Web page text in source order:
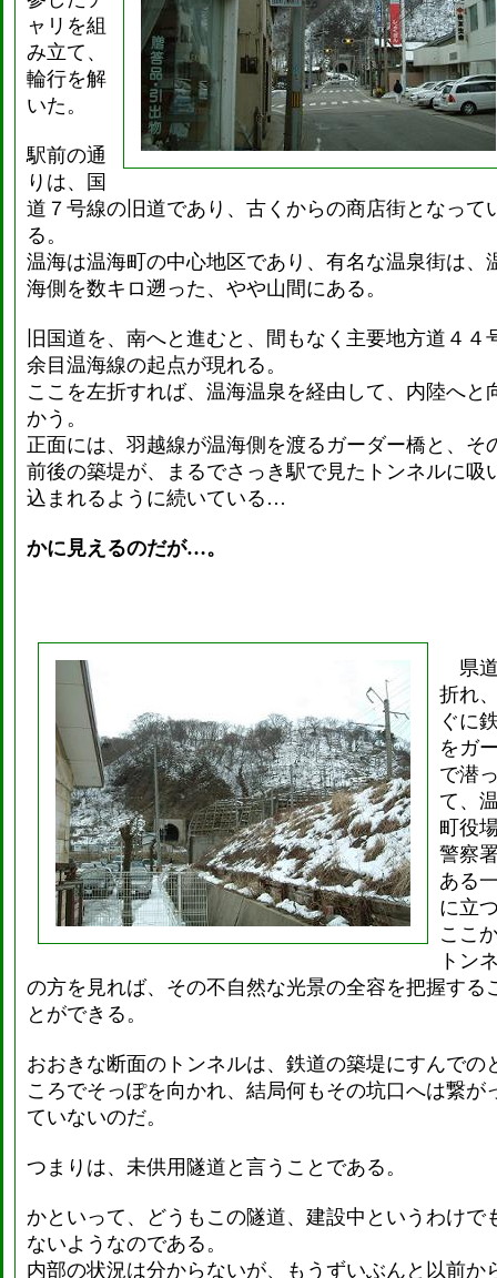
ャリを組
み立て、
輪行を解
いた。
駅前の通
りは、国
道７号線の旧道であり、古くからの商店街となって
る。
温海は温海町の中心地区であり、有名な温泉街は、
海側を数キロ遡った、やや山間にある。
旧国道を、南へと進むと、間もなく主要地方道４４
余目温海線の起点が現れる。
ここを左折すれば、温海温泉を経由して、内陸へと
かう。
正面には、羽越線が温海側を渡るガーダー橋と、そ
前後の築堤が、まるでさっき駅で見たトンネルに吸
込まれるように続いている…
かに見えるのだが…。
県
折れ
ぐに
をガ
で潜
て、
町役
警察
ある
に立
ここ
トン
の方を見れば、その不自然な光景の全容を把握する
とができる。
おおきな断面のトンネルは、鉄道の築堤にすんでの
ころでそっぽを向かれ、結局何もその坑口へは繋が
ていないのだ。
つまりは、未供用隧道と言うことである。
かといって、どうもこの隧道、建設中というわけで
ないようなのである。
内部の状況は分からないが、もうずいぶんと以前か